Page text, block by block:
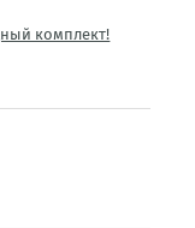
комплект!